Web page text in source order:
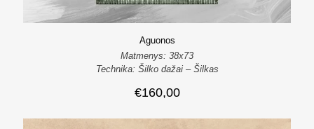
Aguonos
Matmenys: 38x73
Technika: Šilko dažai – Šilkas
€160,00